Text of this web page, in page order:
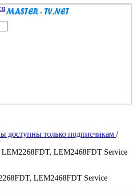
доступны только подписчикам /
LEM2468FDT Service
LEM2468FDT Service